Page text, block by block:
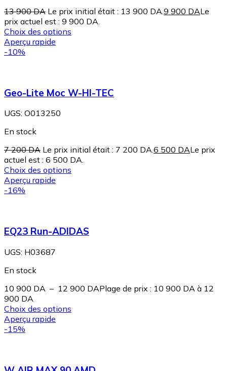
13 900DA Le prix initial était : 13 900 DA. 9 900 DALe
prix actuel est : 9 900 DA.
Choix des options
Aperçu rapide
-10%
Geo-Lite Moc W-HI-TEC
UGS: O013250
En stock
7 200DA Le prix initial était : 7 200 DA.6 500 DALe prix
actuel est : 6 500 DA.
Choix des options
Aperçu rapide
-16%
EQ23 Run-ADIDAS
UGS: H03687
En stock
10 900 DA – 12 900 DAPlage de prix : 10 900 DA à 12
900 DA
Choix des options
Aperçu rapide
-15%